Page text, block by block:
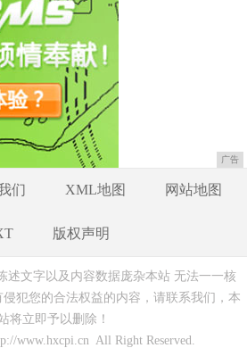
广告
们 XML地图 网站地图
版权声明
述文字以及内容数据庞杂本站 无法一一核
犯您的合法权益的内容，请联系我们，本
将立即予以删除！
www.hxcpi.cn All Right Reserved.